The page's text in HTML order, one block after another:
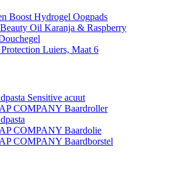
Boost Hydrogel Oogpads
Oil Karanja & Raspberry
Luiers, Maat 6
Sensitive acuut
COMPANY Baardroller
COMPANY Baardolie
COMPANY Baardborstel